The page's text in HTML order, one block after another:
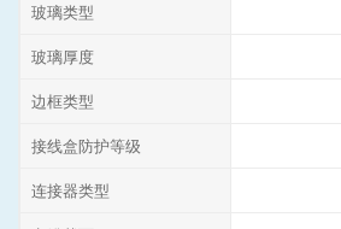
玻璃类型
玻璃厚度
边框类型
接线盒防护等级
连接器类型